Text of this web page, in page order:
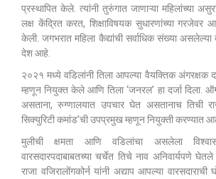
प्रस्थापित केले. त्यांनी तुरुंगात जाणाऱ्या महिलांच्या
लक्ष केंद्रित करत, शिक्षाविषयक सुधारणांच्या गरजेवर
केली. जगभरात महिला कैद्यांची सर्वाधिक संख्या
देश आहे.
२०२१ मध्ये वडिलांनी तिला आपल्या वैयक्तिक अंगरक्षक
म्हणून नियुक्त केले आणि तिला ‘जनरल’ हा दर्जा दिला.
असताना, रुग्णालयात उपचार घेत असतानाच तिची
सिक्युरिटी कमांड’ची उपप्रमुख म्हणून नियुक्ती करण्यात
मुलीची क्षमता आणि वडिलांचा असलेला
वारसदारपदाबाबतच्या चर्चेत तिचे नाव अनिवार्यपणे
राजा वजिरालोंगकोर्न यांनी अद्याप आपल्या